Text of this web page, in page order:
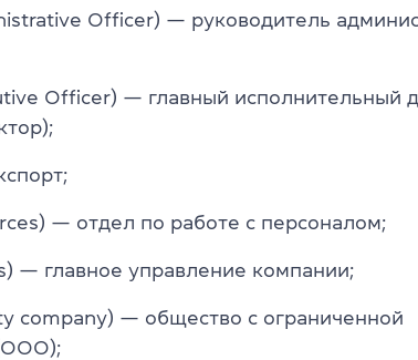
Officer) — руководитель
Officer) — главный исполнительный
— отдел по работе с персоналом;
— главное управление компании;
company) — общество с ограниченной
(ООО);